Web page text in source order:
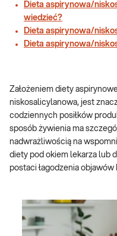
Dieta aspirynowa/
wiedzieć?
Dieta aspirynowa/
Dieta aspirynowa/
Założeniem diety
niskosalicylanowa, jest
codziennych posiłków
sposób żywienia ma
nadwrażliwością na
diety pod okiem lekarza lub
postaci łagodzenia objawów